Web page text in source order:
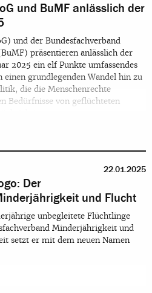
und BuMF anlässlich der
und der Bundesfachverband
präsentieren anlässlich der
2025 ein elf Punkte umfassendes
grundlegenden Wandel hin zu
die die Menschenrechte
Bedürfnisse von geflüchteten
22.01.2025
Der
und Flucht
unbegleitete Flüchtlinge
Minderjährigkeit und
setzt er mit dem neuen Namen